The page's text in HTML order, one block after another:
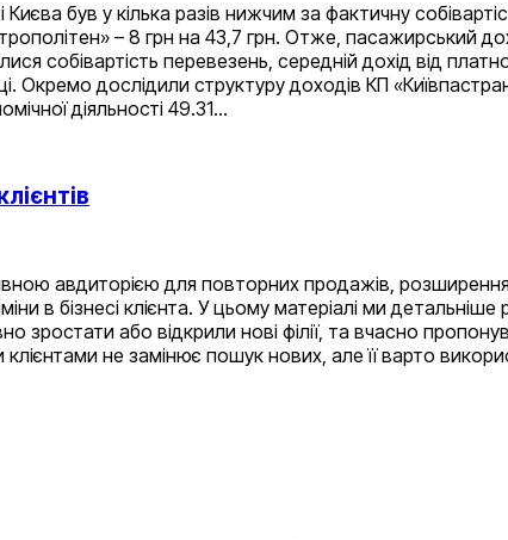
був у кілька разів нижчим за фактичну
– 8 грн на 43,7 грн. Отже, пасажирський
собівартість перевезень, середній дохід від
Окремо дослідили структуру доходів КП
діяльності 49.31…
авдиторією для повторних продажів, розширення
в бізнесі клієнта. У цьому матеріалі ми детальніше
або відкрили нові філії, та вчасно
не замінює пошук нових, але її варто